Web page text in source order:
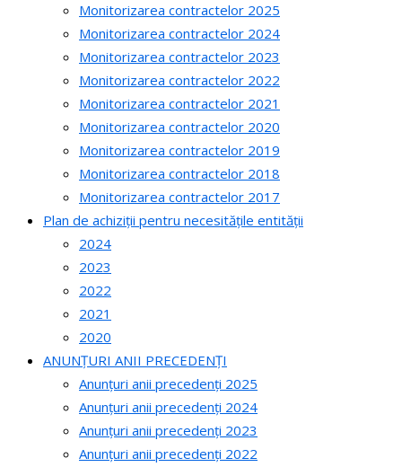
Monitorizarea contractelor 2025
Monitorizarea contractelor 2024
Monitorizarea contractelor 2023
Monitorizarea contractelor 2022
Monitorizarea contractelor 2021
Monitorizarea contractelor 2020
Monitorizarea contractelor 2019
Monitorizarea contractelor 2018
Monitorizarea contractelor 2017
Plan de achiziții pentru necesitățile entității
2024
2023
2022
2021
2020
ANUNȚURI ANII PRECEDENȚI
Anunțuri anii precedenți 2025
Anunțuri anii precedenți 2024
Anunțuri anii precedenți 2023
Anunțuri anii precedenți 2022